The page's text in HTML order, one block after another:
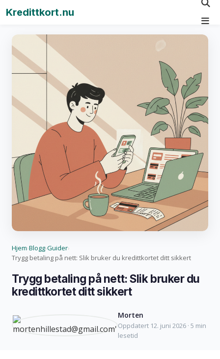
Kredittkort.nu
Hjem›Blogg›Guider›
Trygg betaling på nett: Slik bruker du kredittkortet ditt sikkert
Trygg betaling på nett: Slik bruker du
kredittkortet ditt sikkert
Morten
Oppdatert 12. juni 2026 · 5 min
lesetid